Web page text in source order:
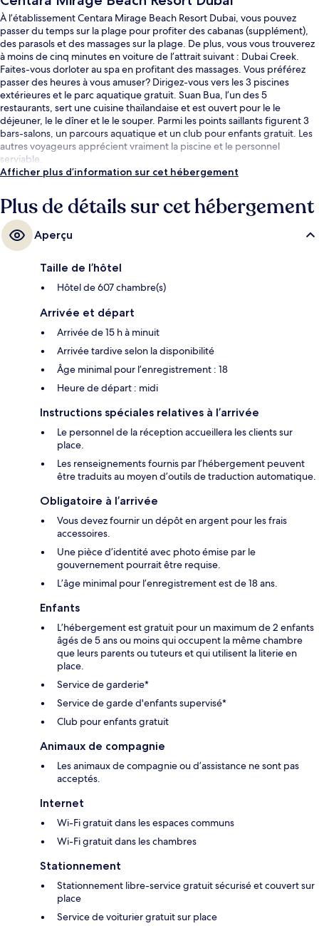
À l’établissement Centara Mirage Beach Resort Dubai, vous pouvez
passer du temps sur la plage pour profiter des cabanas (supplément),
des parasols et des massages sur la plage. De plus, vous vous trouverez
à moins de cinq minutes en voiture de l’attrait suivant : Dubai Creek.
Faites-vous dorloter au spa en profitant des massages. Vous préférez
passer des heures à vous amuser? Dirigez-vous vers les 3 piscines
extérieures et le parc aquatique gratuit. Suan Bua, l’un des 5
restaurants, sert une cuisine thaïlandaise et est ouvert pour le le
déjeuner, le le dîner et le le souper. Parmi les points saillants figurent 3
bars-salons, un parcours aquatique et un club pour enfants gratuit. Les
autres voyageurs apprécient vraiment la piscine et le personnel
serviable.
Afficher plus d’information sur cet hébergement
Plus de détails sur cet hébergement
Aperçu
Taille de l’hôtel
Hôtel de 607 chambre(s)
Arrivée et départ
Arrivée de 15 h à minuit
Arrivée tardive selon la disponibilité
Âge minimal pour l’enregistrement : 18
Heure de départ : midi
Instructions spéciales relatives à l’arrivée
Le personnel de la réception accueillera les clients sur
place.
Les renseignements fournis par l’hébergement peuvent
être traduits au moyen d’outils de traduction automatique.
Obligatoire à l’arrivée
Vous devez fournir un dépôt en argent pour les frais
accessoires.
Une pièce d’identité avec photo émise par le
gouvernement pourrait être requise.
L’âge minimal pour l’enregistrement est de 18 ans.
Enfants
L’hébergement est gratuit pour un maximum de 2 enfants
âgés de 5 ans ou moins qui occupent la même chambre
que leurs parents ou tuteurs et qui utilisent la literie en
place.
Service de garderie*
Service de garde d'enfants supervisé*
Club pour enfants gratuit
Animaux de compagnie
Les animaux de compagnie ou d’assistance ne sont pas
acceptés.
Internet
Wi-Fi gratuit dans les espaces communs
Wi-Fi gratuit dans les chambres
Stationnement
Stationnement libre-service gratuit sécurisé et couvert sur
place
Service de voiturier gratuit sur place